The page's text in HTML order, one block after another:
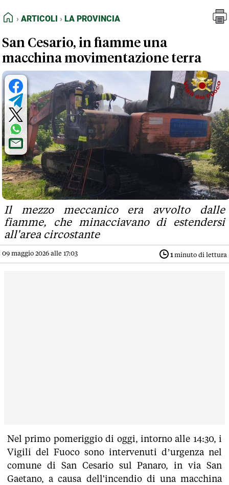
FEED RSS
NORMATIVE DEONTOLOGICHE
TERMINI e CONDIZIONI
Articoli
La Provincia
HOME
ARTICOLI LA PROVINCIA
San Cesario, in fiamme una
macchina movimentazione terra
Il mezzo meccanico era avvolto dalle
fiamme, che minacciavano di estendersi
all'area circostante
09 maggio 2026 alle 17:03 1minuto di lettura
Nel primo pomeriggio di oggi, intorno alle 14:30, i
Vigili del Fuoco sono intervenuti d’urgenza nel
comune di San Cesario sul Panaro, in via San
Gaetano, a causa dell'incendio di una macchina